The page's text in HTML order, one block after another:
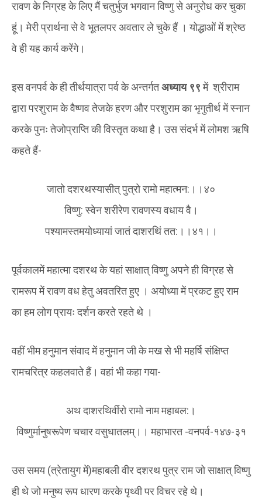
रावण के निग्रह के लिए मैं चतुर्भुज भगवान विष्णु से अनुरोध कर चुका
हूं। मेरी प्रार्थना से वे भूतलपर अवतार ले चुके हैं । योद्धाओं में श्रेष्ठ
वे ही यह कार्य करेंगे।
इस वनपर्व के ही तीर्थयात्रा पर्व के अन्तर्गतअध्याय ९९में श्रीराम
द्वारा परशुराम के वैष्णव तेजके हरण और परशुराम का भृगुतीर्थ में स्नान
करके पुनः तेजोप्राप्ति की विस्तृत कथा है। उस संदर्भ में लोमश ऋषि
कहते हैं-
जातो दशरथस्यासीत् पुत्रो रामो महात्मन:।।४०
विष्णु: स्वेन शरीरेण रावणस्य वधाय वै।
पश्यामस्तमयोध्यायां जातं दाशरथिं तत:।।४१।।
पूर्वकालमें महात्मा दशरथ के यहां साक्षात् विष्णु अपने ही विग्रह से
रामरूप में रावण वध हेतु अवतरित हुए । अयोध्या में प्रकट हुए राम
का हम लोग प्रायः दर्शन करते रहते थे‌ ।
वहीं भीम हनुमान संवाद में हनुमान जी के मख से भी महर्षि संक्षिप्त
रामचरित्र कहलवाते हैं। वहां भी कहा गया-
अथ दाशरथिर्वीरो रामो नाम महाबल:।
विष्णुर्मानुषरूपेण चचार वसुधातलम्।। महाभारत -वनपर्व-१४७-३१
उस समय (त्रेतायुग में)महाबली वीर दशरथ पुत्र राम जो साक्षात् विष्णु
ही थे जो मनुष्य रूप धारण करके पृथ्वी पर विचर रहे थे।